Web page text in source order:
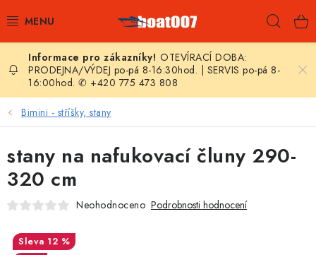
na
E-SHOP
AKČNÍ SLEVY
ZPRAVODAJ
KONTAKTY
LODNÍ MOTORY
OTEVÍRACÍ DOBA:
PRODEJNA/VÝDEJ po-pá 8-16:30hod. | SERVIS po-pá 8-
16:00hod. ✆ +420 775 473 808
Bimini - stříšky, stany
stany na nafukovací čluny 290-
320 cm
Neohodnoceno Podrobnosti hodnocení
12 %